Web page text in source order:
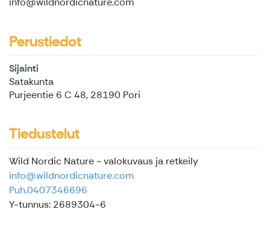
Perustiedot
Sijainti
Satakunta
Purjeentie 6 C 48, 28190 Pori
Tiedustelut
Wild Nordic Nature - valokuvaus ja retkeily
info@wildnordicnature.com
Puh.0407346696
Y-tunnus: 2689304-6